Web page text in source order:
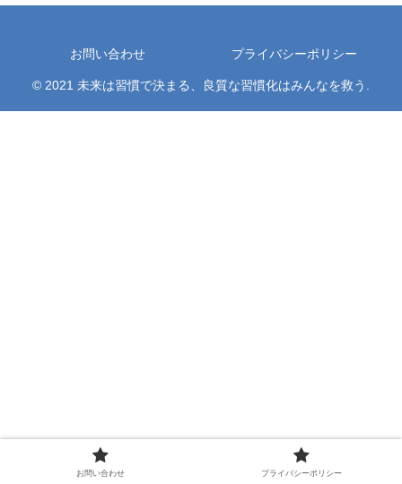
お問い合わせ プライバシーポリシー
© 2021 未来は習慣で決まる、良質な習慣化はみんなを救う.
お問い合わせ プライバシーポリシー